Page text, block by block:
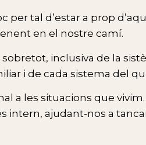
tal d’estar a prop
en el nostre camí.
inclusiva de la
i de cada sistema del
a les situacions que vivim.
intern, ajudant-nos a